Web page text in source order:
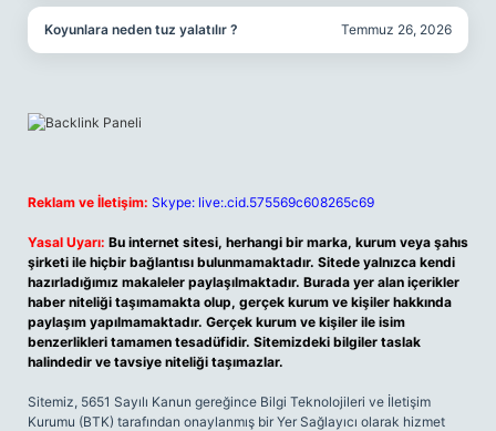
Koyunlara neden tuz yalatılır ? Temmuz 26, 2026
Reklam ve İletişim: Skype: live:.cid.575569c608265c69
Yasal Uyarı: Bu internet sitesi, herhangi bir marka, kurum veya şahıs
şirketi ile hiçbir bağlantısı bulunmamaktadır. Sitede yalnızca kendi
hazırladığımız makaleler paylaşılmaktadır. Burada yer alan içerikler
haber niteliği taşımamakta olup, gerçek kurum ve kişiler hakkında
paylaşım yapılmamaktadır. Gerçek kurum ve kişiler ile isim
benzerlikleri tamamen tesadüfidir. Sitemizdeki bilgiler taslak
halindedir ve tavsiye niteliği taşımazlar.
Sitemiz, 5651 Sayılı Kanun gereğince Bilgi Teknolojileri ve İletişim
Kurumu (BTK) tarafından onaylanmış bir Yer Sağlayıcı olarak hizmet